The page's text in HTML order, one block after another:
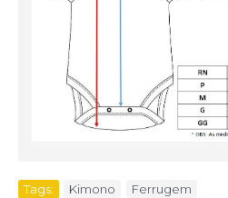
Tags: Kimono Ferrugem